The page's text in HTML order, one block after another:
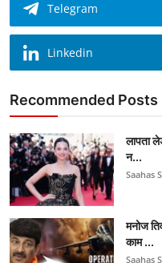
Telegram
Linkedin
Recommended Posts
लापता
न...
Saahas
मनोज
काम ...
Saahas